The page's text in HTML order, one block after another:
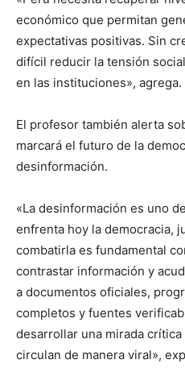
económico que permitan
expectativas positivas. Sin
difícil reducir la tensión
en las instituciones», agrega.
El profesor también alerta
marcará el futuro de la
desinformación.
«La desinformación es uno
enfrenta hoy la democracia,
combatirla es fundamental
contrastar información y
a documentos oficiales,
completos y fuentes
desarrollar una mirada
circulan de manera viral»,